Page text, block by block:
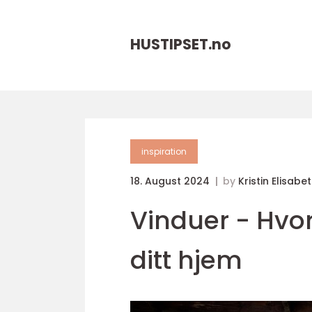
HUSTIPSET.no
inspiration
18. August 2024 by Kristin
Vinduer -
ditt hjem